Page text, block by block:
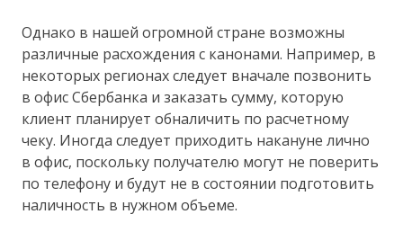
Однако в нашей огромной стране возможны
различные расхождения с канонами. Например, в
некоторых регионах следует вначале позвонить
в офис Сбербанка и заказать сумму, которую
клиент планирует обналичить по расчетному
чеку. Иногда следует приходить накануне лично
в офис, поскольку получателю могут не поверить
по телефону и будут не в состоянии подготовить
наличность в нужном объеме.